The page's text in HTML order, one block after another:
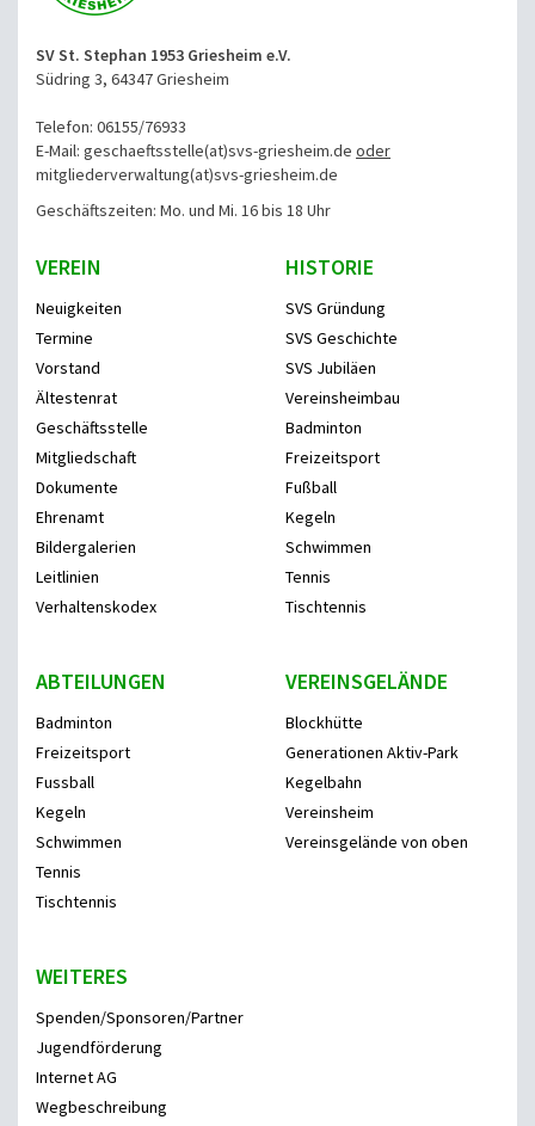
SV St. Stephan 1953 Griesheim e.V.
Südring 3, 64347 Griesheim
Telefon: 06155/76933
E-Mail: geschaeftsstelle(at)svs-griesheim.de oder
mitgliederverwaltung(at)svs-griesheim.de
Geschäftszeiten: Mo. und Mi. 16 bis 18 Uhr
VEREIN
Neuigkeiten
Termine
Vorstand
Ältestenrat
Geschäftsstelle
Mitgliedschaft
Dokumente
Ehrenamt
Bildergalerien
Leitlinien
Verhaltenskodex
HISTORIE
SVS Gründung
SVS Geschichte
SVS Jubiläen
Vereinsheimbau
Badminton
Freizeitsport
Fußball
Kegeln
Schwimmen
Tennis
Tischtennis
ABTEILUNGEN
Badminton
Freizeitsport
Fussball
Kegeln
Schwimmen
Tennis
Tischtennis
VEREINSGELÄNDE
Blockhütte
Generationen Aktiv-Park
Kegelbahn
Vereinsheim
Vereinsgelände von oben
WEITERES
Spenden/Sponsoren/Partner
Jugendförderung
Internet AG
Wegbeschreibung